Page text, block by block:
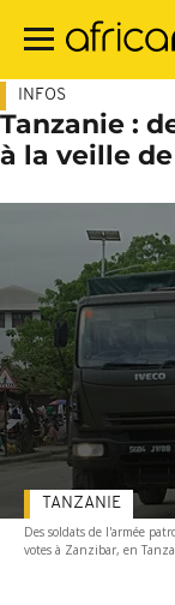
contenu
INFOS
Tanzanie :
à la veille
Des soldats de l'armée
votes à Zanzibar, en
TANZANIE